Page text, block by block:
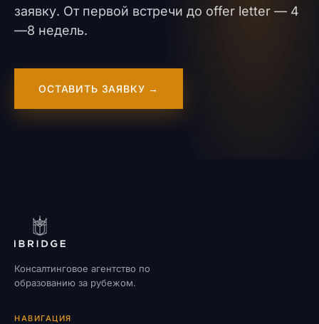
заявку. От первой встречи до offer letter — 4
—8 недель.
ОСТАВИТЬ ЗАЯВКУ →
Консалтинговое агентство по
образованию за рубежом.
НАВИГАЦИЯ